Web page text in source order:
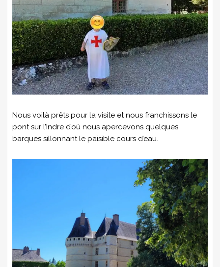
Nous voilà prêts pour la visite et nous franchissons le
pont sur l’Indre d’où nous apercevons quelques
barques sillonnant le paisible cours d’eau.